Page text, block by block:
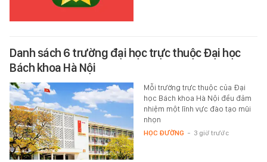
Danh sách 6 trường đại học trực thuộc Đại học
Bách khoa Hà Nội
Mỗi trường trực thuộc của Đại
học Bách khoa Hà Nội đều đảm
nhiệm một lĩnh vực đào tạo mũi
nhọn
HỌC ĐƯỜNG - 3 giờ trước